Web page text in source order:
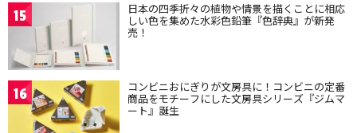
15 日本の四季折々の植物や情景を描くことに相応
しい色を集めた水彩色鉛筆『色辞典』が新発
売！
16 コンビニおにぎりが文房具に！コンビニの定番
商品をモチーフにした文房具シリーズ『ジムマ
ート』誕生